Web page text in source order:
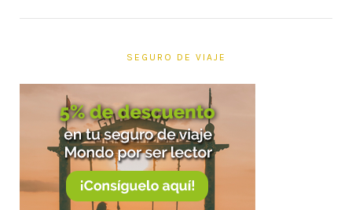
SEGURO DE VIAJE